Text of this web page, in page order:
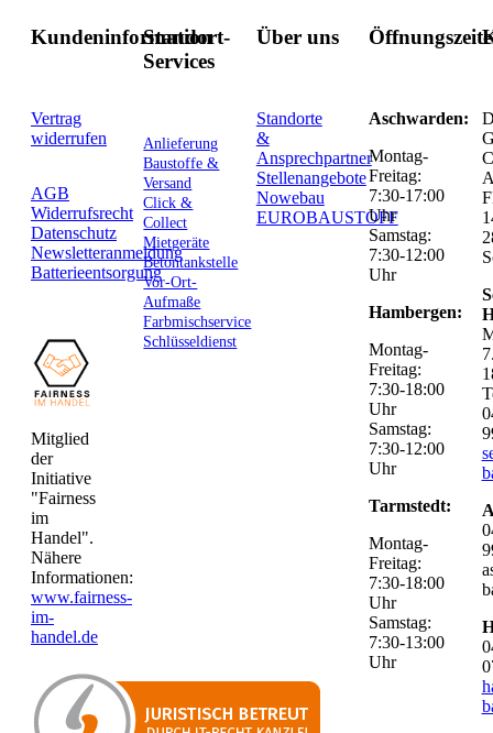
Kundeninformation
Vertrag
widerrufen
AGB
Widerrufsrecht
Datenschutz
Newsletteranmeldung
Batterieentsorgung
Mitglied
der
Initiative
"Fairness
im
Handel".
Nähere
Informationen:
www.fairness-
im-
handel.de
Standort-
Services
Anlieferung
Baustoffe &
Versand
Click &
Collect
Mietgeräte
Betontankstelle
Vor-Ort-
Aufmaße
Farbmischservice
Schlüsseldienst
Über uns
Standorte
&
Ansprechpartner
Stellenangebote
Nowebau
EUROBAUSTOFF
Aschwarden:
Montag-
Freitag:
7:30-17:00
Uhr
Samstag:
7:30-12:00
Uhr
Hambergen:
Montag-
Freitag:
7:30-18:00
Uhr
Samstag:
7:30-12:00
Uhr
Tarmstedt:
Montag-
Freitag:
7:30-18:00
Uhr
Samstag:
7:30-13:00
Uhr